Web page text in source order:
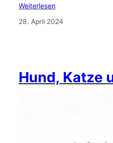
Weiterlesen
28. April 2024
Hund, Katze